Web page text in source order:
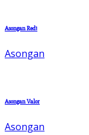
Asongan Red1
Asongan
Asongan Valor
Asongan